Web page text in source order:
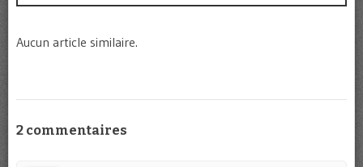
Aucun article similaire.
2 commentaires